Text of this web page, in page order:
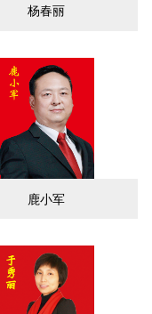
杨春丽
鹿小军